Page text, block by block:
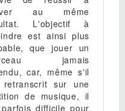
au même
L'objectif à
est ainsi plus
que jouer un
jamais
car, même s'il
sur une
de musique, il
difficile pour